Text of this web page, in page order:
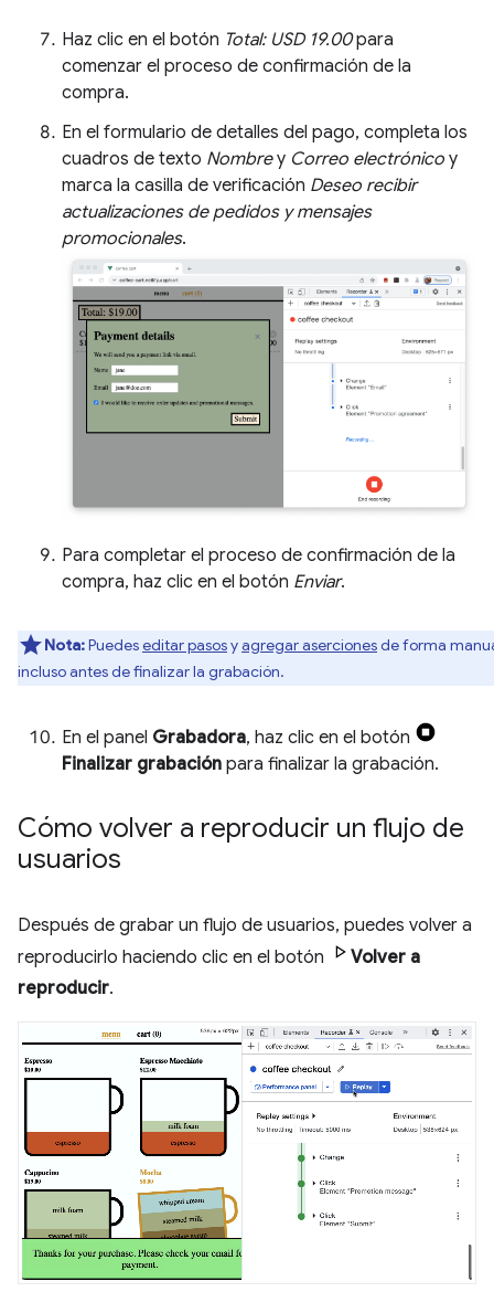
Haz clic en el botón Total: USD 19.00para
comenzar el proceso de confirmación de la
compra.
En el formulario de detalles del pago, completa los
cuadros de texto Nombrey Correo electrónico y
marca la casilla de verificación Deseo recibir
actualizaciones de pedidos y mensajes
promocionales.
Para completar el proceso de confirmación de la
compra, haz clic en el botón Enviar.
Nota:Puedeseditar pasosyagregar asercionesde forma
incluso antes de finalizar la grabación.
En el panel Grabadora, haz clic en el botón
Finalizar grabación para finalizar la grabación.
Cómo volver a reproducir un flujo de
usuarios
Después de grabar un flujo de usuarios, puedes volver a
reproducirlo haciendo clic en el botón
Volver a
reproducir.